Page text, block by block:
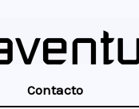
Contacto